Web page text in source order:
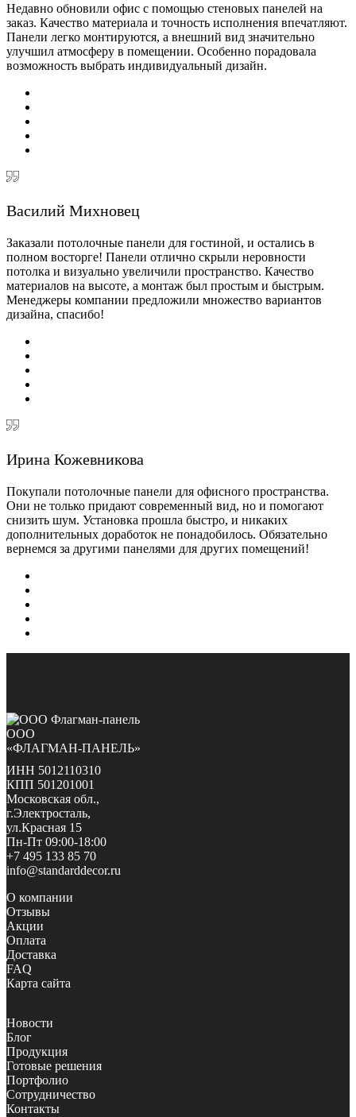
Недавно обновили офис с помощью стеновых панелей на
заказ. Качество материала и точность исполнения впечатляют.
Панели легко монтируются, а внешний вид значительно
улучшил атмосферу в помещении. Особенно порадовала
возможность выбрать индивидуальный дизайн.
Василий Михновец
Заказали потолочные панели для гостиной, и остались в
полном восторге! Панели отлично скрыли неровности
потолка и визуально увеличили пространство. Качество
материалов на высоте, а монтаж был простым и быстрым.
Менеджеры компании предложили множество вариантов
дизайна, спасибо!
Ирина Кожевникова
Покупали потолочные панели для офисного пространства.
Они не только придают современный вид, но и помогают
снизить шум. Установка прошла быстро, и никаких
дополнительных доработок не понадобилось. Обязательно
вернемся за другими панелями для других помещений!
ООО
«ФЛАГМАН-ПАНЕЛЬ»
ИНН 5012110310
КПП 501201001
Московская обл.,
г.Электросталь,
ул.Красная 15
Пн-Пт 09:00-18:00
+7 495 133 85 70
info@standarddecor.ru
О компании
Отзывы
Акции
Оплата
Доставка
FAQ
Карта сайта
Новости
Блог
Продукция
Готовые решения
Портфолио
Сотрудничество
Контакты